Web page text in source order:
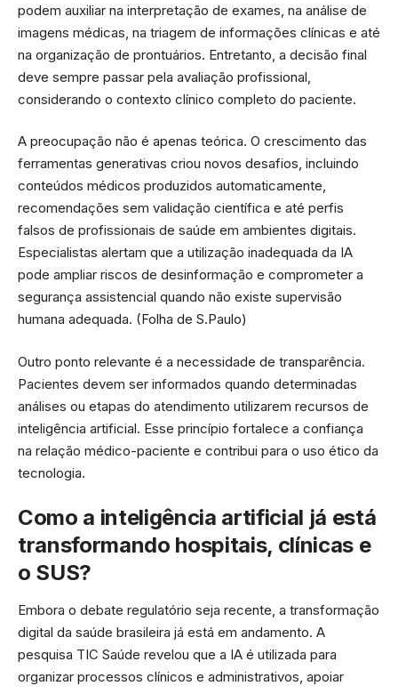
podem auxiliar na interpretação de exames, na análise de
imagens médicas, na triagem de informações clínicas e até
na organização de prontuários. Entretanto, a decisão final
deve sempre passar pela avaliação profissional,
considerando o contexto clínico completo do paciente.
A preocupação não é apenas teórica. O crescimento das
ferramentas generativas criou novos desafios, incluindo
conteúdos médicos produzidos automaticamente,
recomendações sem validação científica e até perfis
falsos de profissionais de saúde em ambientes digitais.
Especialistas alertam que a utilização inadequada da IA
pode ampliar riscos de desinformação e comprometer a
segurança assistencial quando não existe supervisão
humana adequada. (Folha de S.Paulo)
Outro ponto relevante é a necessidade de transparência.
Pacientes devem ser informados quando determinadas
análises ou etapas do atendimento utilizarem recursos de
inteligência artificial. Esse princípio fortalece a confiança
na relação médico-paciente e contribui para o uso ético da
tecnologia.
Como a inteligência artificial já está
transformando hospitais, clínicas e
o SUS?
Embora o debate regulatório seja recente, a transformação
digital da saúde brasileira já está em andamento. A
pesquisa TIC Saúde revelou que a IA é utilizada para
organizar processos clínicos e administrativos, apoiar